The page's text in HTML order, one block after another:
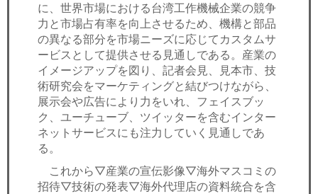
に、世界市場における台湾工作機械企業の競争
力と市場占有率を向上させるため、機構と部品
の異なる部分を市場ニーズに応じてカスタムサ
ービスとして提供させる見通しである。産業の
イメージアップを図り、記者会見、見本市、技
術研究会をマーケティングと結びつけながら、
展示会や広告により力をいれ、フェイスブッ
ク、ユーチューブ、ツイッターを含むインター
ネットサービスにも注力していく見通しであ
る。
これから▽産業の宣伝影像▽海外マスコミの
招待▽技術の発表▽海外代理店の資料統合を含